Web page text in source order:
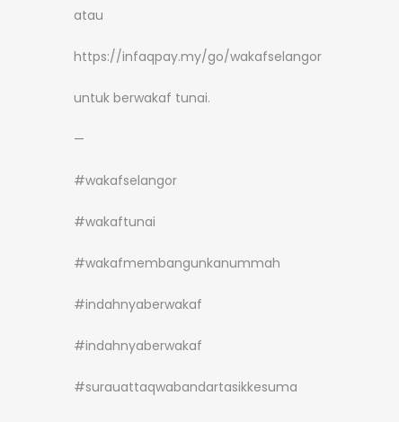
atau
https://infaqpay.my/go/wakafselangor
untuk berwakaf tunai.
—
#wakafselangor
#wakaftunai
#wakafmembangunkanummah
#indahnyaberwakaf
#indahnyaberwakaf
#surauattaqwabandartasikkesuma